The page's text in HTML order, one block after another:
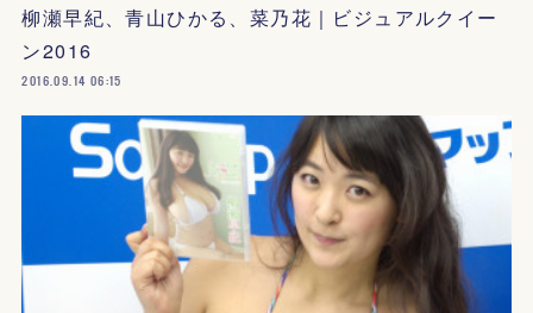
柳瀬早紀、青山ひかる、菜乃花｜ビジュアルクイー
ン2016
2016.09.14 06:15